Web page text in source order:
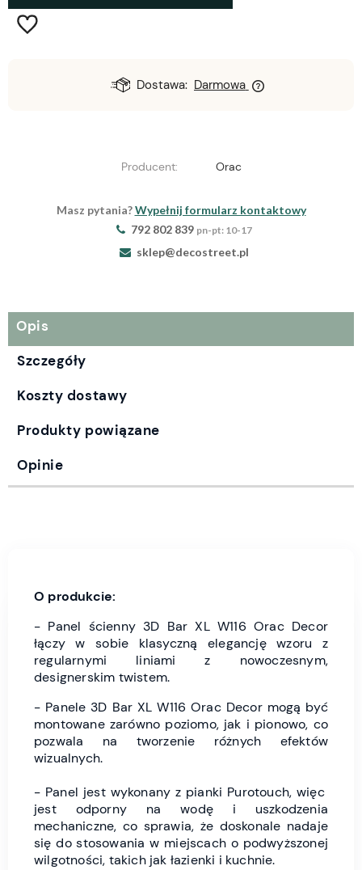
Dostawa: Darmowa
Producent: Orac
Masz pytania?Wypełnij formularz kontaktowy
792 802 839 pn-pt: 10-17
sklep@decostreet.pl
Opis
Szczegóły
Koszty dostawy
Produkty powiązane
Opinie
O produkcie:
- Panel ścienny 3D Bar XL W116 Orac Decor
łączy w sobie klasyczną elegancję wzoru z
regularnymi liniami z nowoczesnym,
designerskim twistem.
- Panele 3D Bar XL W116 Orac Decor mogą być
montowane zarówno poziomo, jak i pionowo, co
pozwala na tworzenie różnych efektów
wizualnych.
- Panel jest wykonany z pianki Purotouch, więc
jest odporny na wodę i uszkodzenia
mechaniczne, co sprawia, że doskonale nadaje
się do stosowania w miejscach o podwyższonej
wilgotności, takich jak łazienki i kuchnie.